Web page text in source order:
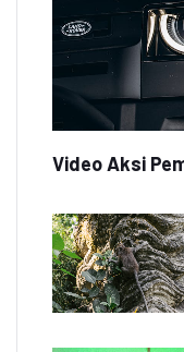
Video Aksi